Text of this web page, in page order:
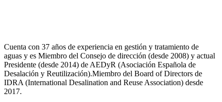
Cuenta con 37 años de experiencia en gestión y tratamiento de
aguas y es Miembro del Consejo de dirección (desde 2008) y actual
Presidente (desde 2014) de AEDyR (Asociación Española de
Desalación y Reutilización).Miembro del Board of Directors de
IDRA (International Desalination and Reuse Association) desde
2017.